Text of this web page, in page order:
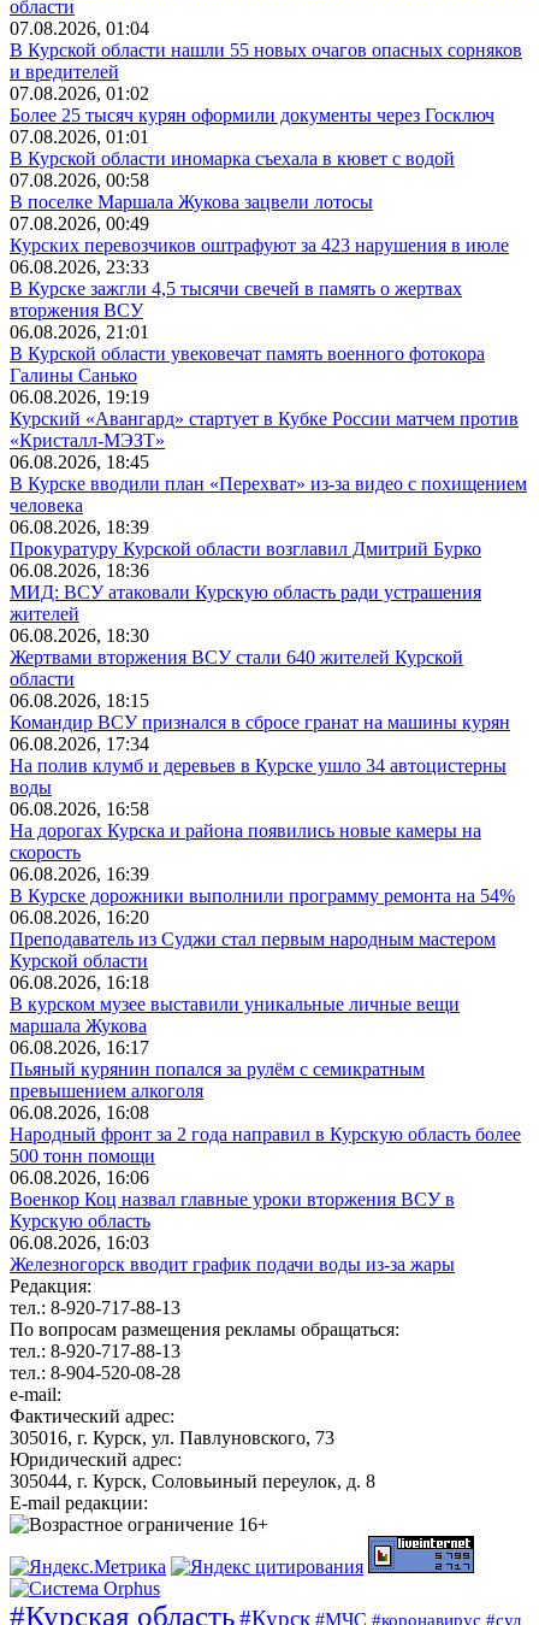
области
07.08.2026, 01:04
В Курской области нашли 55 новых очагов опасных сорняков
и вредителей
07.08.2026, 01:02
Более 25 тысяч курян оформили документы через Госключ
07.08.2026, 01:01
В Курской области иномарка съехала в кювет с водой
07.08.2026, 00:58
В поселке Маршала Жукова зацвели лотосы
07.08.2026, 00:49
Курских перевозчиков оштрафуют за 423 нарушения в июле
06.08.2026, 23:33
В Курске зажгли 4,5 тысячи свечей в память о жертвах
вторжения ВСУ
06.08.2026, 21:01
В Курской области увековечат память военного фотокора
Галины Санько
06.08.2026, 19:19
Курский «Авангард» стартует в Кубке России матчем против
«Кристалл-МЭЗТ»
06.08.2026, 18:45
В Курске вводили план «Перехват» из-за видео с похищением
человека
06.08.2026, 18:39
Прокуратуру Курской области возглавил Дмитрий Бурко
06.08.2026, 18:36
МИД: ВСУ атаковали Курскую область ради устрашения
жителей
06.08.2026, 18:30
Жертвами вторжения ВСУ стали 640 жителей Курской
области
06.08.2026, 18:15
Командир ВСУ признался в сбросе гранат на машины курян
06.08.2026, 17:34
На полив клумб и деревьев в Курске ушло 34 автоцистерны
воды
06.08.2026, 16:58
На дорогах Курска и района появились новые камеры на
скорость
06.08.2026, 16:39
В Курске дорожники выполнили программу ремонта на 54%
06.08.2026, 16:20
Преподаватель из Суджи стал первым народным мастером
Курской области
06.08.2026, 16:18
В курском музее выставили уникальные личные вещи
маршала Жукова
06.08.2026, 16:17
Пьяный курянин попался за рулём с семикратным
превышением алкоголя
06.08.2026, 16:08
Народный фронт за 2 года направил в Курскую область более
500 тонн помощи
06.08.2026, 16:06
Военкор Коц назвал главные уроки вторжения ВСУ в
Курскую область
06.08.2026, 16:03
Железногорск вводит график подачи воды из-за жары
Редакция:
тел.: 8-920-717-88-13
По вопросам размещения рекламы обращаться:
тел.: 8-920-717-88-13
тел.: 8-904-520-08-28
e-mail:
Фактический адрес:
305016, г. Курск, ул. Павлуновского, 73
Юридический адрес:
305044, г. Курск, Соловьиный переулок, д. 8
E-mail редакции:
#Курская область#Курск #МЧС #коронавирус #суд